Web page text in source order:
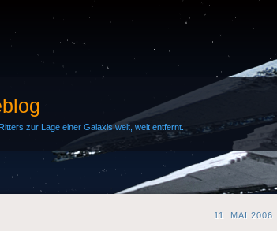
zur Lage einer Galaxis weit, weit entfernt.
11. MAI 2006